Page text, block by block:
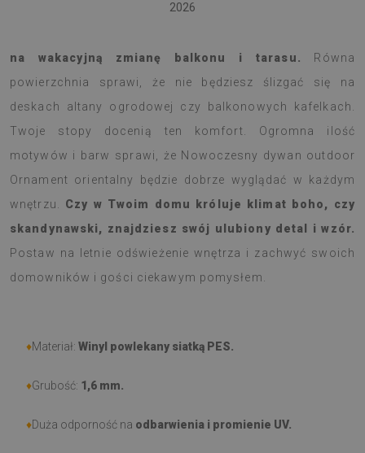
2026
na wakacyjną zmianę balkonu i tarasu.
Równa
powierzchnia sprawi, że nie będziesz ślizgać się na
deskach altany ogrodowej czy balkonowych kafelkach.
Twoje stopy docenią ten komfort. Ogromna ilość
motywów i barw sprawi, że Nowoczesny dywan outdoor
Ornament orientalny będzie dobrze wyglądać w każdym
wnętrzu.
Czy w Twoim domu króluje klimat boho, czy
skandynawski, znajdziesz swój ulubiony detal i wzór.
Postaw na letnie odświeżenie wnętrza i zachwyć swoich
domowników i gości ciekawym pomysłem.
♦Materiał: Winyl powlekany siatką PES.
♦Grubość: 1,6 mm.
♦Duża odporność na odbarwienia i promienie UV.